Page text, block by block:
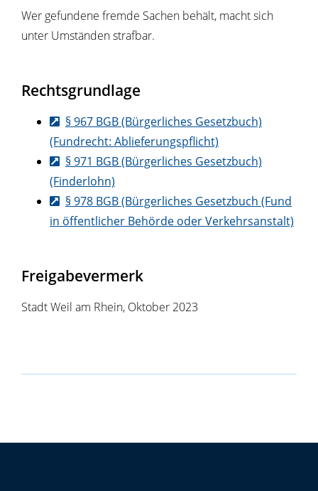
Wer gefundene fremde Sachen behält, macht sich
unter Umständen strafbar.
Rechtsgrundlage
§ 967 BGB (Bürgerliches Gesetzbuch)
(Fundrecht: Ablieferungspflicht)
§ 971 BGB (Bürgerliches Gesetzbuch)
(Finderlohn)
§ 978 BGB (Bürgerliches Gesetzbuch (Fund
in öffentlicher Behörde oder Verkehrsanstalt)
Freigabevermerk
Stadt Weil am Rhein, Oktober 2023